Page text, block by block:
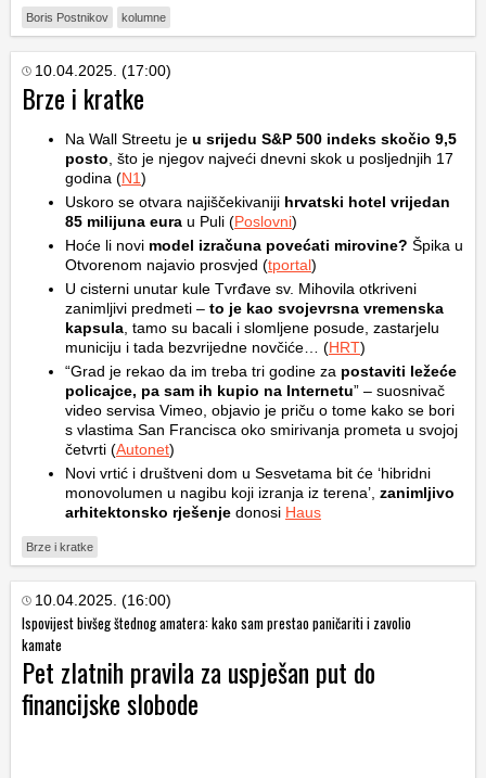
Boris Postnikov kolumne
10.04.2025. (17:00)
Brze i kratke
Na Wall Streetu je u srijedu S&P 500 indeks skočio 9,5
posto , što je njegov najveći dnevni skok u posljednjih 17
godina (N1)
Uskoro se otvara najiščekivaniji hrvatski hotel vrijedan
85 milijuna eura u Puli (Poslovni)
Hoće li novi model izračuna povećati mirovine? Špika u
Otvorenom najavio prosvjed (tportal)
U cisterni unutar kule Tvrđave sv. Mihovila otkriveni
zanimljivi predmeti – to je kao svojevrsna vremenska
kapsula , tamo su bacali i slomljene posude, zastarjelu
municiju i tada bezvrijedne novčiće… (HRT)
“Grad je rekao da im treba tri godine za postaviti ležeće
policajce, pa sam ih kupio na Internetu” – suosnivač
video servisa Vimeo, objavio je priču o tome kako se bori
s vlastima San Francisca oko smirivanja prometa u svojoj
četvrti (Autonet)
Novi vrtić i društveni dom u Sesvetama bit će ‘hibridni
monovolumen u nagibu koji izranja iz terena’, zanimljivo
arhitektonsko rješenje donosi Haus
Brze i kratke
10.04.2025. (16:00)
Ispovijest bivšeg štednog amatera: kako sam prestao paničariti i zavolio
kamate
Pet zlatnih pravila za uspješan put do
financijske slobode